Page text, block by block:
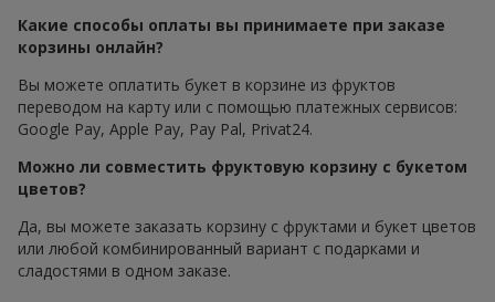
Какие способы оплаты вы принимаете при заказе
корзины онлайн?
Вы можете оплатить букет в корзине из фруктов
переводом на карту или с помощью платежных сервисов:
Google Pay, Apple Pay, Pay Pal, Privat24.
Можно ли совместить фруктовую корзину с букетом
цветов?
Да, вы можете заказать корзину с фруктами и букет цветов
или любой комбинированный вариант с подарками и
сладостями в одном заказе.